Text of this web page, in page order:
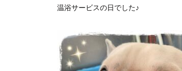
温浴サービスの日でした♪